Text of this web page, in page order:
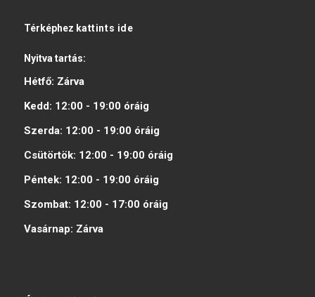
Térképhez kattints ide
Nyitva tartás:
Hétfő: Zárva
Kedd: 12:00 - 19:00 óráig
Szerda: 12:00 - 19:00 óráig
Csütörtök: 12:00 - 19:00 óráig
Péntek: 12:00 - 19:00 óráig
Szombat: 12:00 - 17:00 óráig
Vasárnap: Zárva